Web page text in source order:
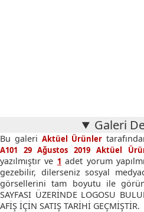
Galeri
Bu galeriAktüel Ürünler
A101 29 Ağustos 2019 Aktüel
yazılmıştır ve 1 adet yorum
gezebilir, dilerseniz sosyal
görsellerini tam boyutu ile
SAYFASI ÜZERİNDE LOGOSU
AFİŞ İÇİN SATIŞ TARİHİ GEÇMİŞTİR.